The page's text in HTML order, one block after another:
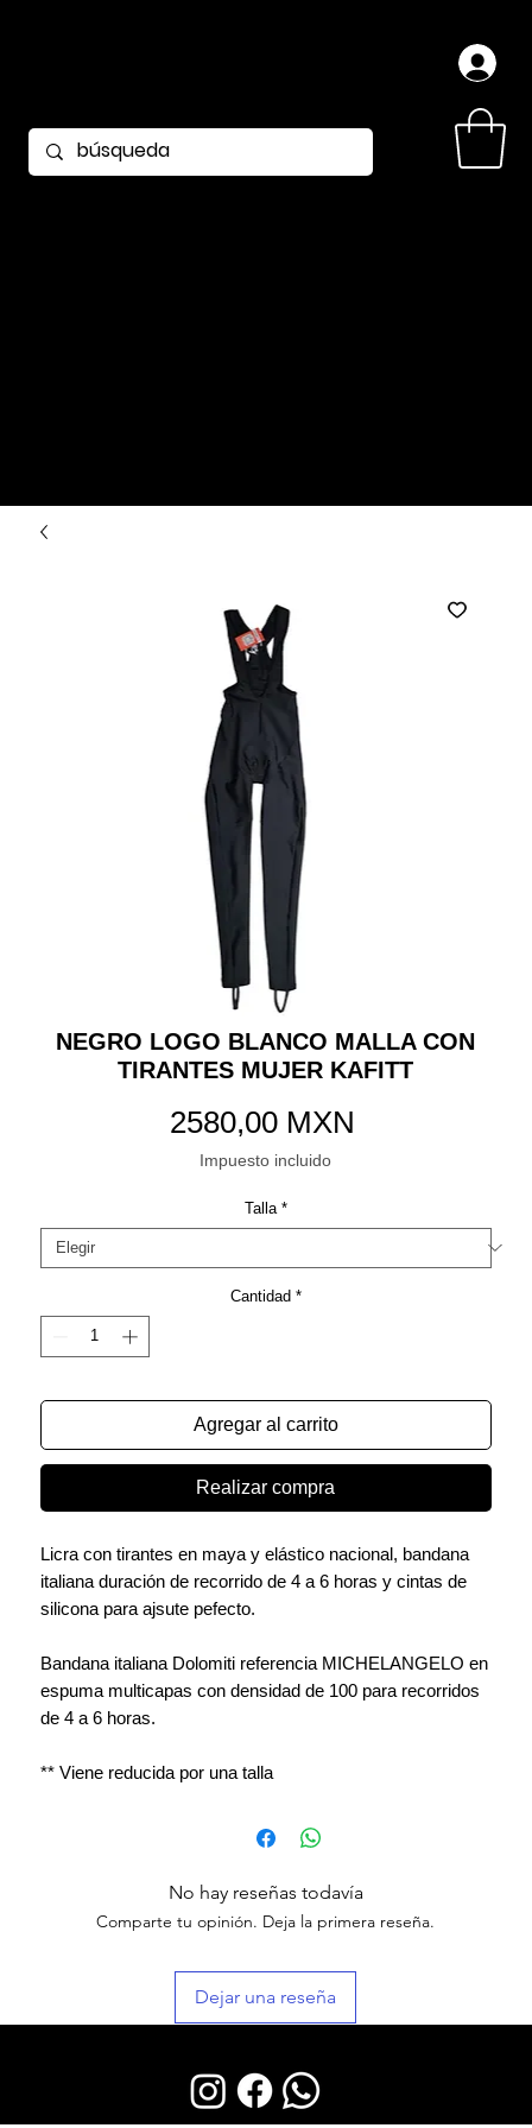
NEGRO LOGO BLANCO MALLA CON
TIRANTES MUJER KAFITT
2580,00 MXN
Impuesto incluido
Talla *
Cantidad *
Agregar al carrito
Realizar compra
Licra con tirantes en maya y elástico nacional, bandana
italiana duración de recorrido de 4 a 6 horas y cintas de
silicona para ajsute pefecto.
Bandana italiana Dolomiti referencia MICHELANGELO en
espuma multicapas con densidad de 100 para recorridos
de 4 a 6 horas.
** Viene reducida por una talla
No hay reseñas todavía
Comparte tu opinión. Deja la primera reseña.
Dejar una reseña